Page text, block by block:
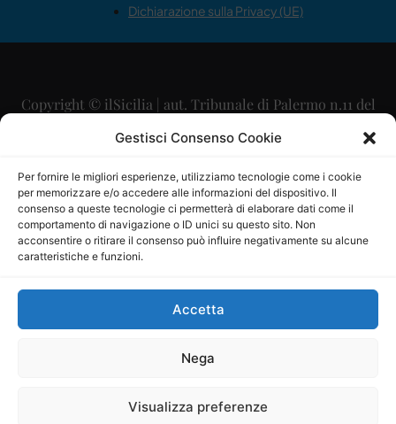
Gestisci Consenso Cookie
Per fornire le migliori esperienze, utilizziamo tecnologie come i cookie
per memorizzare e/o accedere alle informazioni del dispositivo. Il
consenso a queste tecnologie ci permetterà di elaborare dati come il
comportamento di navigazione o ID unici su questo sito. Non
acconsentire o ritirare il consenso può influire negativamente su alcune
caratteristiche e funzioni.
Accetta
Nega
Visualizza preferenze
Dichiarazione sulla Privacy (UE)
Copyright © ilSicilia | aut. Tribunale di Palermo n.11 del
29/09/2015
Direttore Editoriale: Maurizio Scaglione
Direttore Responsabile: Maria Calabrese
P.IVA: 06334930820
Mercurio Comunicazione Società Cooperativa a r.l. è
iscritta al Registro degli Operatori di Comunicazione al
Sito gestito daLa Digitale srl–info@ladigitale.it